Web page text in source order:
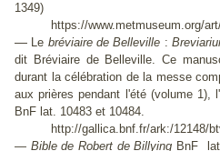
1349)
https://www.metmuseum.org/
— Le bréviaire de Belleville :
dit Bréviaire de Belleville. Ce
durant la célébration de la messe
aux prières pendant l'été (volume 1),
BnF lat. 10483 et 10484.
http://gallica.bnf.fr/ark:/12148/
— Bible de Robert de Billying BnF